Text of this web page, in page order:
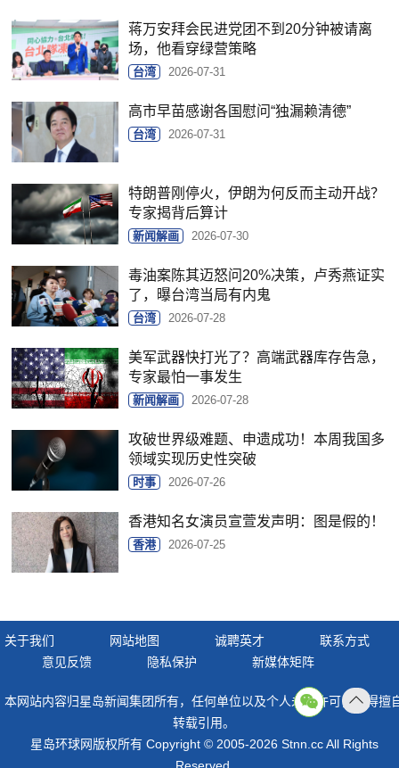
蒋万安拜会民进党团不到20分钟被请离
场，他看穿绿营策略
台湾 2026-07-31
高市早苗感谢各国慰问“独漏赖清德”
台湾 2026-07-31
特朗普刚停火，伊朗为何反而主动开战？
专家揭背后算计
新闻解画 2026-07-30
毒油案陈其迈怒问20%决策，卢秀燕证实
了，曝台湾当局有内鬼
台湾 2026-07-28
美军武器快打光了？高端武器库存告急，
专家最怕一事发生
新闻解画 2026-07-28
攻破世界级难题、申遗成功！本周我国多
领域实现历史性突破
时事 2026-07-26
香港知名女演员宣萱发声明：图是假的！
香港 2026-07-25
关于我们 网站地图 诚聘英才
联系方式
意见反馈
隐私保护 新媒体矩阵
本网站内容归星岛新闻集团所有，任何单位以及个人未经许可，不得擅
转载引用。
星岛环球网版权所有 Copyright © 2005-2026 Stnn.cc All Rights
顶部